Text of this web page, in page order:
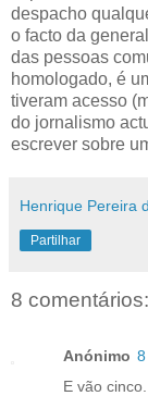
despacho
o facto da
das pessoas
homologado, é
tiveram acesso
do jornalismo
escrever sobre
Henrique Pereira
Partilhar
8 comentários:
Anónimo
E vão cinco.